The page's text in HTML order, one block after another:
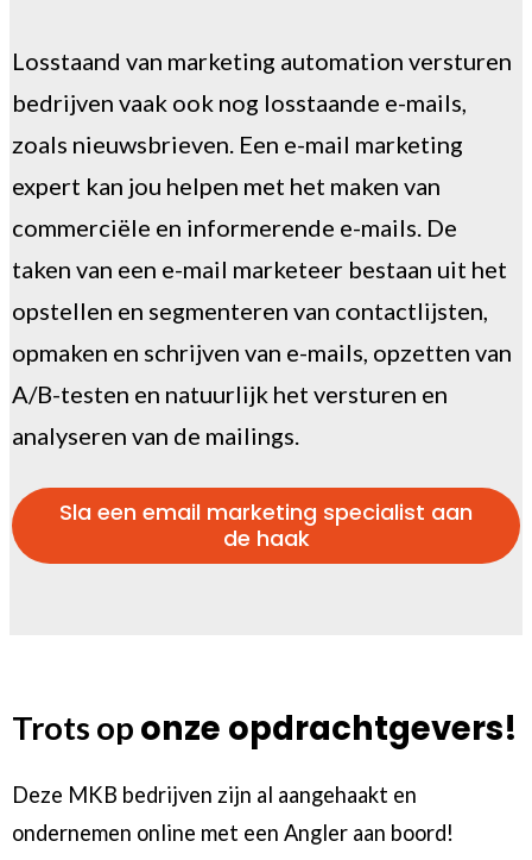
Losstaand van marketing automation versturen
bedrijven vaak ook nog losstaande e-mails,
zoals nieuwsbrieven. Een e-mail marketing
expert kan jou helpen met het maken van
commerciële en informerende e-mails. De
taken van een e-mail marketeer bestaan uit het
opstellen en segmenteren van contactlijsten,
opmaken en schrijven van e-mails, opzetten van
A/B-testen en natuurlijk het versturen en
analyseren van de mailings.
Sla een email marketing specialist aan
de haak
Trots op onze opdrachtgevers!
Deze MKB bedrijven zijn al aangehaakt en
ondernemen online met een Angler aan boord!